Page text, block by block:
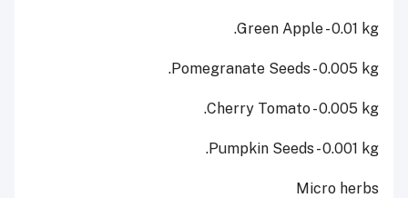
Green Apple - 0.01 kg.
Pomegranate Seeds - 0.005 kg.
Cherry Tomato - 0.005 kg.
Pumpkin Seeds - 0.001 kg.
Micro herbs